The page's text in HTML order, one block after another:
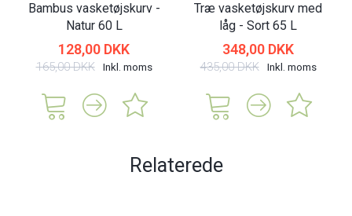
Bambus vasketøjskurv -
Natur 60 L
128,00 DKK
165,00 DKK Inkl. moms
Træ vasketøjskurv med
låg - Sort 65 L
348,00 DKK
435,00 DKK Inkl. moms
Relaterede